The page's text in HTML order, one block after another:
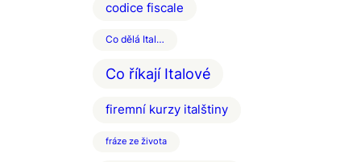
codice fiscale
Co dělá Ital…
Co říkají Italové
firemní kurzy italštiny
fráze ze života